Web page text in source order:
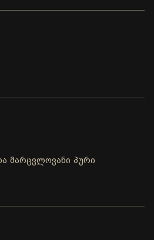
მარცვლოვანი პური